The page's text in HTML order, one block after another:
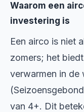
Waarom een
investering is
Een airco is niet
zomers; het
verwarmen in de
van 4+. Dit